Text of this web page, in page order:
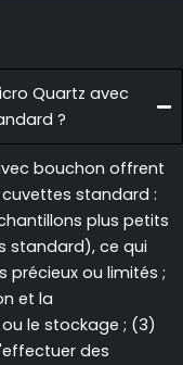
Quartz avec
?
bouchon offrent
standard :
plus petits
standard), ce qui
précieux ou limités ;
et la
le stockage ; (3)
des